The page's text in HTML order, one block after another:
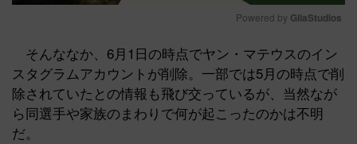
Mute
Powered by GliaStudios
そんななか、6月1日の時点でヤン・マテウスのイン
スタグラムアカウントが削除。一部では5月の時点で削
除されていたとの情報も飛び交っているが、当然なが
ら同選手や家族のまわりで何が起こったのかは不明
だ。